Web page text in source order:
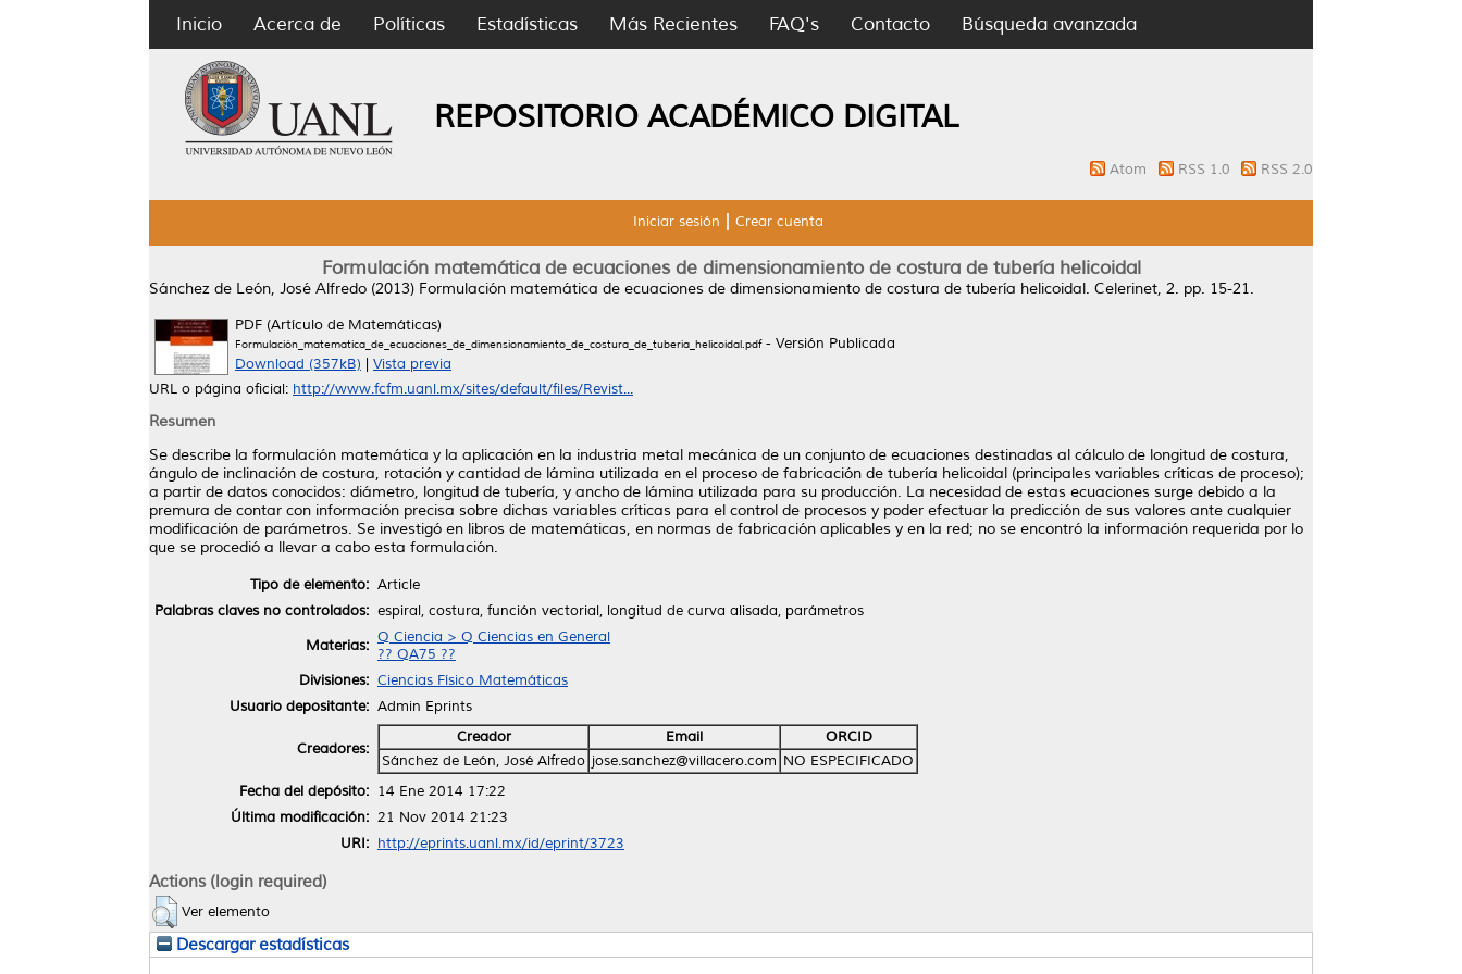
Inicio Acerca de Políticas Estadísticas Más Recientes FAQ's Contacto Búsqueda avanzada
REPOSITORIO ACADÉMICO DIGITAL
Atom RSS 1.0 RSS 2.0
Iniciar sesión Crear cuenta
Formulación matemática de ecuaciones de dimensionamiento de costura de tubería helicoidal
Sánchez de León, José Alfredo (2013) Formulación matemática de ecuaciones de dimensionamiento de costura de tubería helicoidal. Celerinet, 2. pp. 15-21.
PDF (Artículo de Matemáticas)
Formulación_matematica_de_ecuaciones_de_dimensionamiento_de_costura_de_tubería_helicoidal.pdf- Versión Publicada
Download (357kB)
Vista previa
URL o página oficial: http://www.fcfm.uanl.mx/sites/default/files/Revist...
Resumen
Se describe la formulación matemática y la aplicación en la industria metal mecánica de un conjunto de ecuaciones destinadas al cálculo de longitud de costura,
ángulo de inclinación de costura, rotación y cantidad de lámina utilizada en el proceso de fabricación de tubería helicoidal (principales variables críticas de proceso);
a partir de datos conocidos: diámetro, longitud de tubería, y ancho de lámina utilizada para su producción. La necesidad de estas ecuaciones surge debido a la
premura de contar con información precisa sobre dichas variables críticas para el control de procesos y poder efectuar la predicción de sus valores ante cualquier
modificación de parámetros. Se investigó en libros de matemáticas, en normas de fabricación aplicables y en la red; no se encontró la información requerida por lo
que se procedió a llevar a cabo esta formulación.
Tipo de elemento: Article
Palabras claves no controlados: espiral, costura, función vectorial, longitud de curva alisada, parámetros
Materias: Q Ciencia > Q Ciencias en General
?? QA75 ??
Divisiones: Ciencias Físico Matemáticas
Usuario depositante: Admin Eprints
Creadores:
Creador Email
ORCID
Sánchez de León, José Alfredo jose.sanchez@villacero.com NO ESPECIFICADO
Fecha del depósito: 14 Ene 2014 17:22
Última modificación: 21 Nov 2014 21:23
URI: http://eprints.uanl.mx/id/eprint/3723
Actions (login required)
Ver elemento
Descargar estadísticas